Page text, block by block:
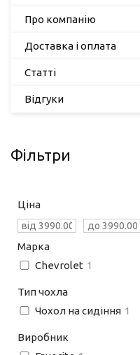
Про компанію
Доставка і оплата
Статті
Відгуки
Фільтри
Ціна
Марка
Chevrolet 1
Тип чохла
Чохол на сидіння 1
Виробник